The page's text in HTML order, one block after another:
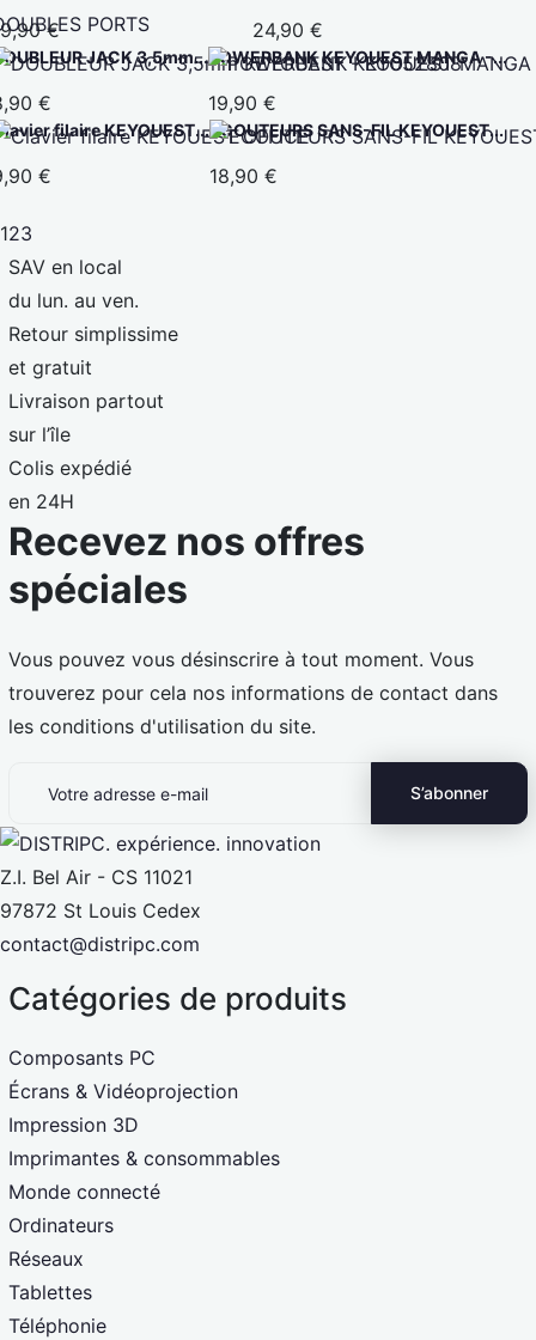
€ 24,90 €
JACK 3,5mm...
€
POWERBANK KEYOUEST MANGA -...
19,90 €
filaire KEYOUEST...
€
ECOUTEURS SANS-FIL KEYOUEST...
18,90 €
123
SAV en local
du lun. au ven.
Retour simplissime
et gratuit
Livraison partout
sur l’île
Colis expédié
en 24H
Recevez nos offres
spéciales
Vous pouvez vous désinscrire à tout moment. Vous
trouverez pour cela nos informations de contact dans
les conditions d'utilisation du site.
Z.I. Bel Air - CS 11021
97872 St Louis Cedex
contact@distripc.com
Catégories de produits
Composants PC
Écrans & Vidéoprojection
Impression 3D
Imprimantes & consommables
Monde connecté
Ordinateurs
Réseaux
Tablettes
Téléphonie